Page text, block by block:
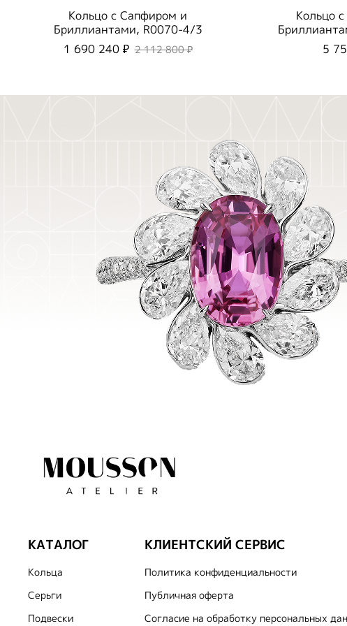
Кольцо с Сапфиром и
Бриллиантами, R0070-4/3
1 690 240 ₽ 2 112 800 ₽
Кольцо
5
КАТАЛОГ
Кольца
Серьги
Подвески
КЛИЕНТСКИЙ СЕРВИС
Политика конфиденциальности
Публичная оферта
Согласие на обработку персональных